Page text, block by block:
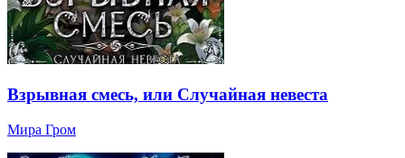
Взрывная смесь, или Случайная невеста
Мира Гром